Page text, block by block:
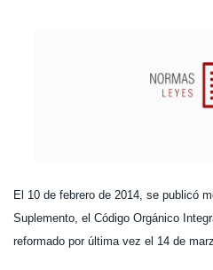
El 10 de febrero de 2014, se publicó
Suplemento, el Código Orgánico
reformado por última vez el 14 de